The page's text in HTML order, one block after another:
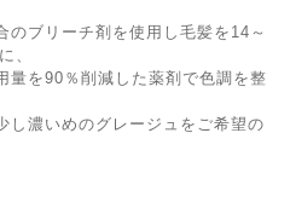
のブリーチ剤を使用し毛髪を14～
、
量を90％削減した薬剤で色調を整
し濃いめのグレージュをご希望の